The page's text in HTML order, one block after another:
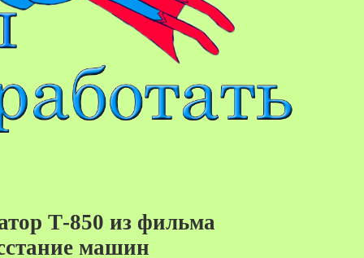
Т-850 из фильма
машин